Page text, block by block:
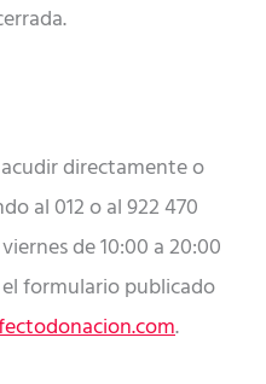
directamente o
al 012 o al 922 470
de 10:00 a 20:00
formulario publicado
.